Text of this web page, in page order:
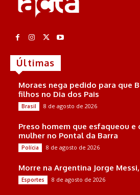
Últimas
Moraes nega pedido para que
filhos no Dia dos Pais
Brasil 8 de agosto de 2026
Preso homem que esfaqueou
mulher no Pontal da Barra
Polícia 8 de agosto de 2026
Morre na Argentina Jorge
Esportes 8 de agosto de 2026